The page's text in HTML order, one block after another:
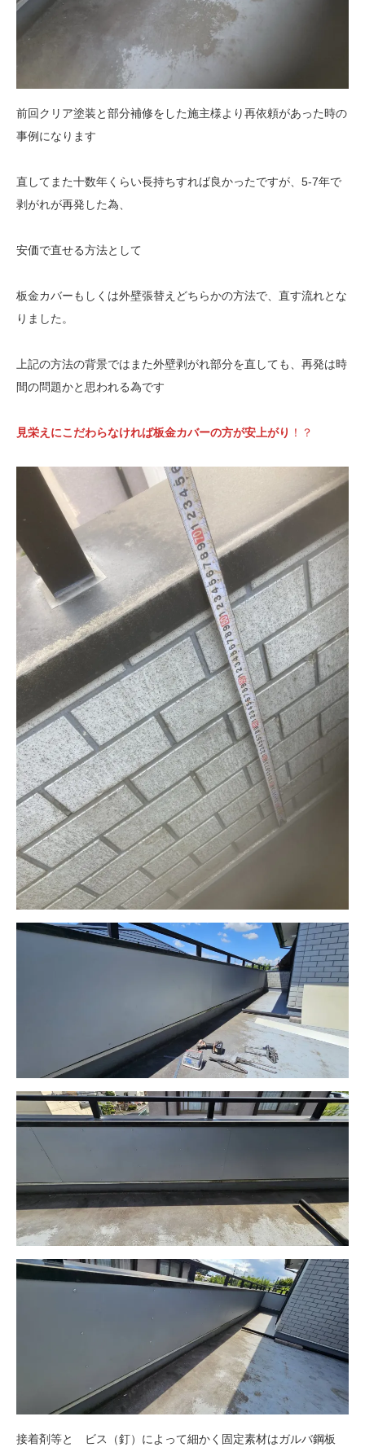
前回クリア塗装と部分補修をした施主様より再依頼があった時の
事例になります
直してまた十数年くらい長持ちすれば良かったですが、5-7年で
剥がれが再発した為、
安価で直せる方法として
板金カバーもしくは外壁張替えどちらかの方法で、直す流れとな
りました。
上記の方法の背景ではまた外壁剥がれ部分を直しても、再発は時
間の問題かと思われる為です
見栄えにこだわらなければ板金カバーの方が安上がり ！？
接着剤等と ビス（釘）によって細かく固定素材はガルバ鋼板